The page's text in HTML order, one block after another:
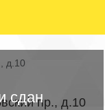
сдан
д.10
пр., д.10